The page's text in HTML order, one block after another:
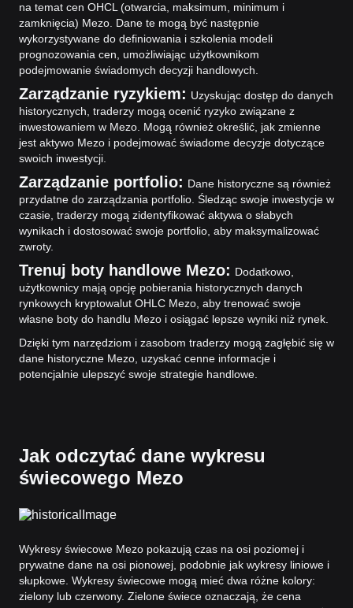
na temat cen OHCL (otwarcia, maksimum, minimum i
zamknięcia) Mezo. Dane te mogą być następnie
wykorzystywane do definiowania i szkolenia modeli
prognozowania cen, umożliwiając użytkownikom
podejmowanie świadomych decyzji handlowych.
Zarządzanie ryzykiem: Uzyskując dostęp do danych
historycznych, traderzy mogą ocenić ryzyko związane z
inwestowaniem w Mezo. Mogą również określić, jak zmienne
jest aktywo Mezo i podejmować świadome decyzje dotyczące
swoich inwestycji.
Zarządzanie portfolio: Dane historyczne są również
przydatne do zarządzania portfolio. Śledząc swoje inwestycje w
czasie, traderzy mogą zidentyfikować aktywa o słabych
wynikach i dostosować swoje portfolio, aby maksymalizować
zwroty.
Trenuj boty handlowe Mezo: Dodatkowo,
użytkownicy mają opcję pobierania historycznych danych
rynkowych kryptowalut OHLC Mezo, aby trenować swoje
własne boty do handlu Mezo i osiągać lepsze wyniki niż rynek.
Dzięki tym narzędziom i zasobom traderzy mogą zagłębić się w
dane historyczne Mezo, uzyskać cenne informacje i
potencjalnie ulepszyć swoje strategie handlowe.
Jak odczytać dane wykresu
świecowego Mezo
Wykresy świecowe Mezo pokazują czas na osi poziomej i
prywatne dane na osi pionowej, podobnie jak wykresy liniowe i
słupkowe. Wykresy świecowe mogą mieć dwa różne kolory:
zielony lub czerwony. Zielone świece oznaczają, że cena